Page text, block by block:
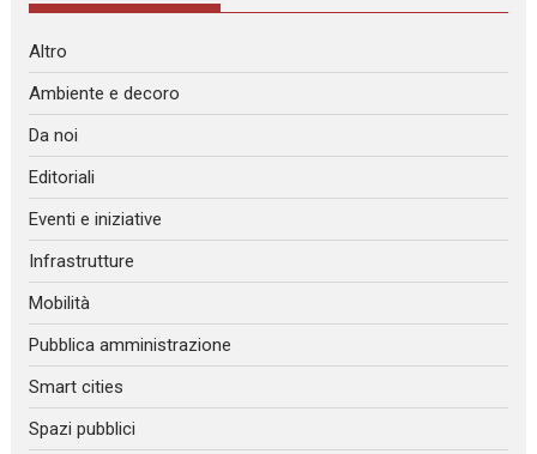
Altro
Ambiente e decoro
Da noi
Editoriali
Eventi e iniziative
Infrastrutture
Mobilità
Pubblica amministrazione
Smart cities
Spazi pubblici